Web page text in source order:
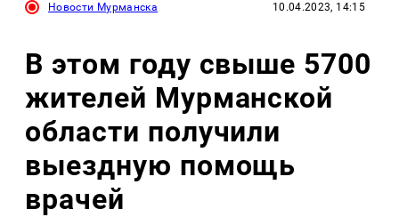
Новости Мурманска 10.04.2023, 14:15
В этом году свыше 5700
жителей Мурманской
области получили
выездную помощь
врачей